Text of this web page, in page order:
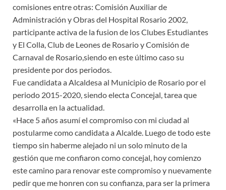
comisiones entre otras: Comisión Auxiliar de
Administración y Obras del Hospital Rosario 2002,
participante activa de la fusion de los Clubes Estudiantes
y El Colla, Club de Leones de Rosario y Comisión de
Carnaval de Rosario,siendo en este último caso su
presidente por dos periodos.
Fue candidata a Alcaldesa al Municipio de Rosario por el
periodo 2015-2020, siendo electa Concejal, tarea que
desarrolla en la actualidad.
«Hace 5 años asumí el compromiso con mi ciudad al
postularme como candidata a Alcalde. Luego de todo este
tiempo sin haberme alejado ni un solo minuto de la
gestión que me confiaron como concejal, hoy comienzo
este camino para renovar este compromiso y nuevamente
pedir que me honren con su confianza, para ser la primera